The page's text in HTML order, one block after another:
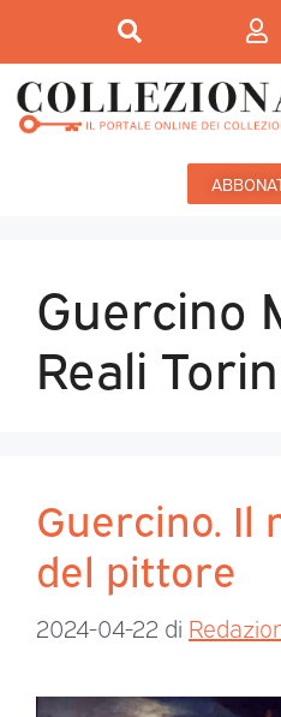
Guercino
Reali
Guercino. Il
del pittore
2024-04-22 di